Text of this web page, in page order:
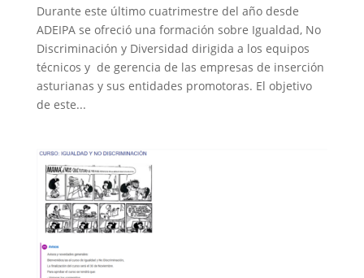
Durante este último cuatrimestre del año desde
ADEIPA se ofreció una formación sobre Igualdad, No
Discriminación y Diversidad dirigida a los equipos
técnicos y de gerencia de las empresas de inserción
asturianas y sus entidades promotoras. El objetivo
de este...